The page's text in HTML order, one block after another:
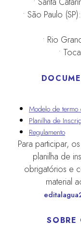
• São Paulo
• Rio
•
Modelo de
Planilha de
Regulamento
Para participar,
planilha de
obrigatórios e
material